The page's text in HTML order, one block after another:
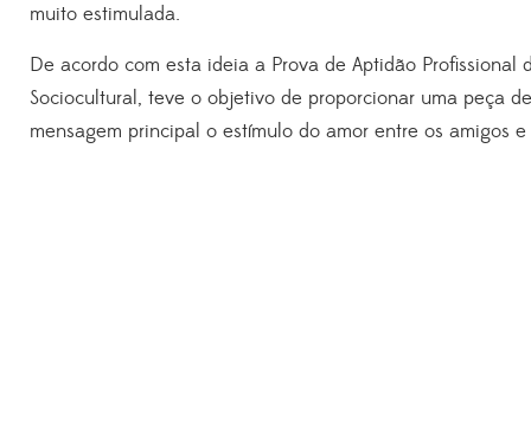
muito estimulada.
De acordo com esta ideia a Prova de Aptidão
Sociocultural, teve o objetivo de proporcionar uma peça
mensagem principal o estímulo do amor entre os amigos